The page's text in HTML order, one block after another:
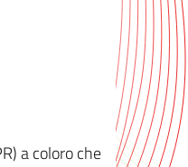
a coloro che